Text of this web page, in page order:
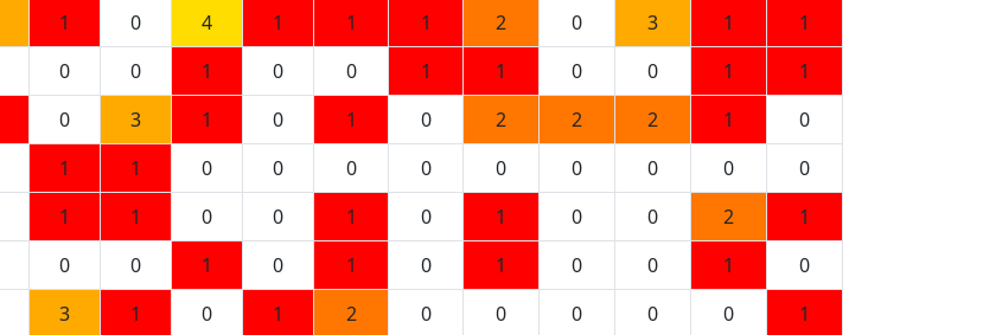
1 0 4 1 1 1 2 0 3 1
1
0 0 1 0 0 1 1 0 0 1
1
0 3 1 0 1 0 2 2 2 1
0
1 1 0 0 0 0 0 0 0 0
0
1 1 0 0 1 0 1 0 0 2
1
0 0 1 0 1 0 1 0 0 1
0
3 1 0 1 2 0 0 0 0 0
1